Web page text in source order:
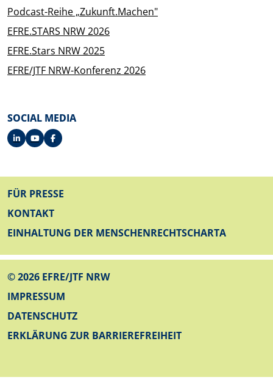
Podcast-Reihe „Zukunft.Machen"
EFRE.STARS NRW 2026
EFRE.Stars NRW 2025
EFRE/JTF NRW-Konferenz 2026
SOCIAL MEDIA
FUSSZEILE
FÜR PRESSE
KONTAKT
EINHALTUNG DER MENSCHENRECHTSCHARTA
© 2026 EFRE/JTF NRW
FUSSZEILE UNTEN
IMPRESSUM
DATENSCHUTZ
ERKLÄRUNG ZUR BARRIEREFREIHEIT